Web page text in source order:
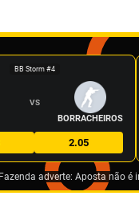
BB Storm #4
VS
BORRACHEIROS
2.05
adverte: Aposta não é